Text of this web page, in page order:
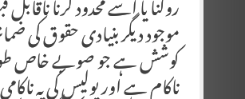
روکنا یا اسے محدود کرنا
موجود دیگر بنیادی حقوق کی
کوشش ہے جو صوبے خاص طور